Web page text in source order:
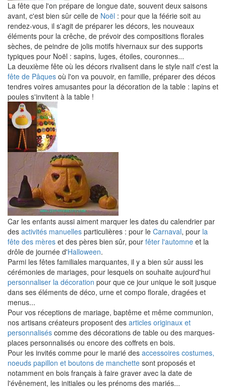
La fête que l'on prépare de longue date, souvent deux saisons
avant, c'est bien sûr celle de Noël : pour que la féérie soit au
rendez-vous, il s'agit de préparer les décors, les nouveaux
éléments pour la crêche, de prévoir des compositions florales
sèches, de peindre de jolis motifs hivernaux sur des supports
typiques pour Noël : sapins, luges, étoiles, couronnes...
La deuxième fête où les décors rivalisent dans le style naïf c'est la
fête de Pâques où l'on va pouvoir, en famille, préparer des décos
tendres voires amusantes pour la décoration de la table : lapins et
poules s'invitent à la table !
Car les enfants aussi aiment marquer les dates du calendrier par
des activités manuelles particulières : pour le Carnaval, pour la
fête des mères et des pères bien sûr, pour fêter l'automne et la
drôle de journée d'Halloween.
Parmi les fêtes familiales marquantes, il y a bien sûr aussi les
cérémonies de mariages, pour lesquels on souhaite aujourd'hui
personnaliser la décoration pour que ce jour unique le soit jusque
dans ses éléments de déco, urne et compo florale, dragées et
menus...
Pour vos réceptions de mariage, baptême et même communion,
nos artisans créateurs proposent des articles originaux et
personnalisés comme des décorations de table ou des marques-
places personnalisés ou encore des coffrets en bois.
Pour les invités comme pour le marié des accessoires costumes,
noeuds papillon et boutons de manchette sont proposés et
notamment en bois français à faire graver avec la date de
l'évênement, les initiales ou les prénoms des mariés...